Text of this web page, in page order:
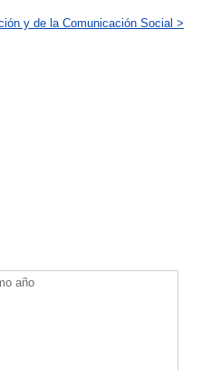
y de la Comunicación Social >
año